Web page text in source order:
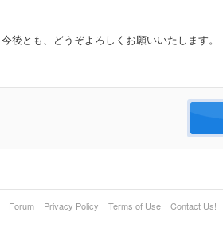
今後とも、どうぞよろしくお願いいたします。
Forum Privacy Policy Terms of Use Contact Us!